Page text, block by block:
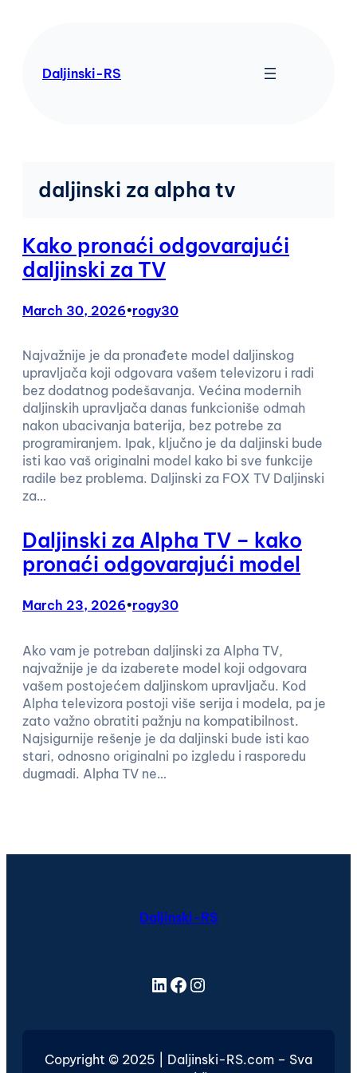
Daljinski-RS
daljinski za alpha tv
Kako pronaći odgovarajući
daljinski za TV
March 30, 2026•rogy30
Najvažnije je da pronađete model daljinskog
upravljača koji odgovara vašem televizoru i radi
bez dodatnog podešavanja. Većina modernih
daljinskih upravljača danas funkcioniše odmah
nakon ubacivanja baterija, bez potrebe za
programiranjem. Ipak, ključno je da daljinski bude
isti kao vaš originalni model kako bi sve funkcije
radile bez problema. Daljinski za FOX TV Daljinski
za…
Daljinski za Alpha TV – kako
pronaći odgovarajući model
March 23, 2026•rogy30
Ako vam je potreban daljinski za Alpha TV,
najvažnije je da izaberete model koji odgovara
vašem postojećem daljinskom upravljaču. Kod
Alpha televizora postoji više serija i modela, pa je
zato važno obratiti pažnju na kompatibilnost.
Najsigurnije rešenje je da daljinski bude isti kao
stari, odnosno originalni po izgledu i rasporedu
dugmadi. Alpha TV ne…
Daljinski-RS
LinkedIn Facebook Instagram
Copyright © 2025 | Daljinski-RS.com – Sva